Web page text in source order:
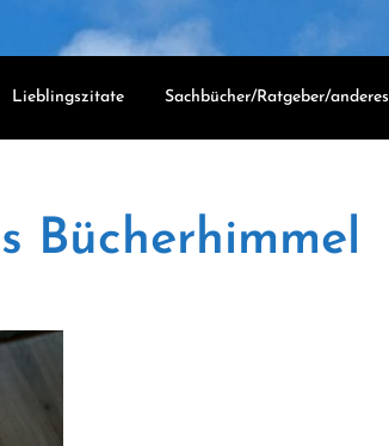
Lieblingszitate Sachbücher/Ratgeber/anderes
Bücherhimmel